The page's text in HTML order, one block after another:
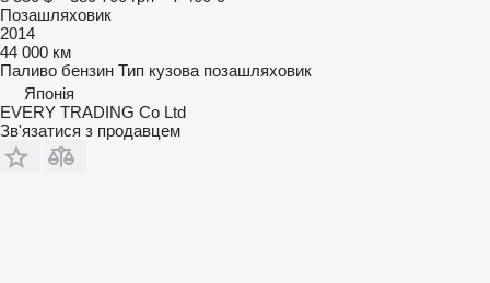
Позашляховик
2014
44 000 км
Паливо бензин Тип кузова позашляховик
Японія
EVERY TRADING Co Ltd
Зв'язатися з продавцем